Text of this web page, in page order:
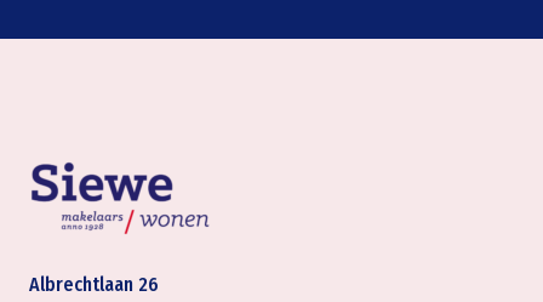
Albrechtlaan 26